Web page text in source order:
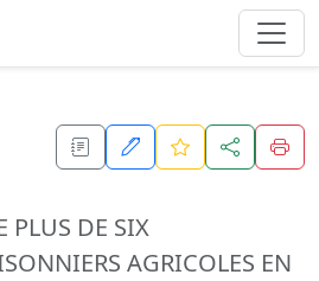
PLUS DE SIX
AGRICOLES EN